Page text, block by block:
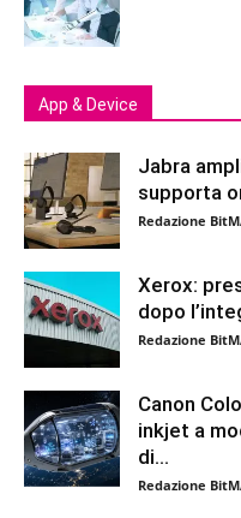
App & Device
Jabra
supporta
Redazione
Xerox:
dopo
Redazione
Canon
inkjet a
di...
Redazione